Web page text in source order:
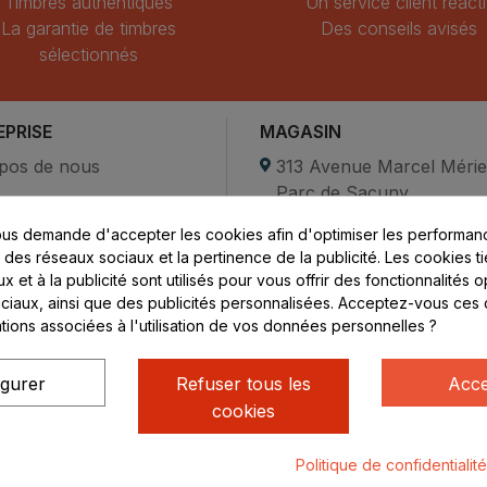
La garantie de timbres
sélectionnés
Des conseils avisés
de nous
nous
MAGASIN
313 Avenue Marcel
Parc de Sacuny
Lundi au vendredi :
8h - 16h
uniquement sur Rendez-
vous
© Rhone Philatelie 2021
demande d'accepter les cookies afin d'optimiser les
réseaux sociaux et la pertinence de la publicité. Les cookies
et à la publicité sont utilisés pour vous offrir des fonctionnalités
ainsi que des publicités personnalisées. Acceptez-vous ces
associées à l'utilisation de vos données personnelles ?
Refuser tous les
cookies
Politique de